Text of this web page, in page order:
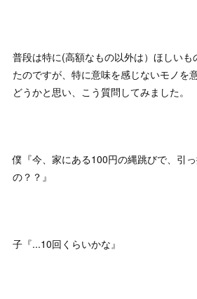
普段は特に(高額なもの以外は）ほしい
たのですが、特に意味を感じないモノを
どうかと思い、こう質問してみました。
僕『今、家にある100円の縄跳びで、引
の？？』
子『...10回くらいかな』